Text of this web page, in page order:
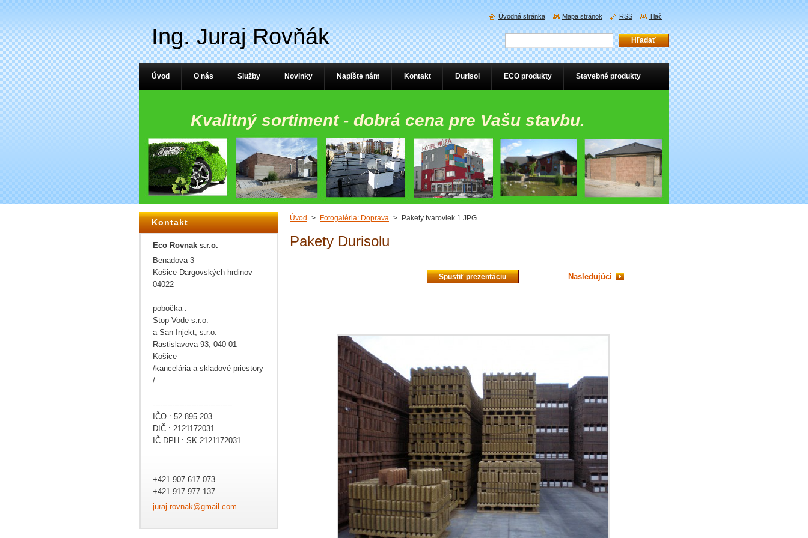
Ing. Juraj Rovňák
Kvalitný sortiment - dobrá cena pre Vašu stavbu.
Úvod > Fotogaléria: Doprava > Pakety tvaroviek 1.JPG
Pakety Durisolu
Spustiť prezentáciu Nasledujúci
Kontakt
Eco Rovnak s.r.o.
Benadova 3
Košice-Dargovských hrdinov
04022
pobočka :
Stop Vode s.r.o.
a San-Injekt, s.r.o.
Rastislavova 93, 040 01
Košice
/kancelária a skladové priestory
/
---------------------------------
IČO : 52 895 203
DIČ : 2121172031
IČ DPH : SK 2121172031
+421 907 617 073
+421 917 977 137
juraj.rovnak@gmail.com
Úvod O nás Služby Novinky Napíšte nám Kontakt Durisol ECO produkty Stavebné produkty
Úvodná stránka Mapa stránok RSS Tlač